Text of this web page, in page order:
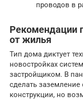
проводов в
Рекомендации
от жилья
Тип дома диктует
новостройках
застройщиком. В
сделать заземление
конструкции, но